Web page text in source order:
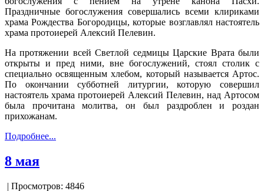
Праздничные богослужения совершались всеми клириками
храма Рождества Богородицы, которые возглавлял настоятель
храма протоиерей Алексий Пелевин.
На протяжении всей Светлой седмицы Царские Врата были
открыты и пред ними, вне богослужений, стоял столик с
специально освященным хлебом, который называется Артос.
По окончании субботней литургии, которую совершил
настоятель храма протоиерей Алексий Пелевин, над Артосом
была прочитана молитва, он был раздроблен и роздан
прихожанам.
Подробнее...
8 мая
| Просмотров: 4846